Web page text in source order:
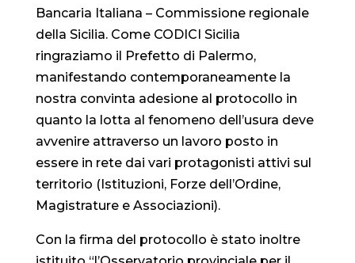
Bancaria Italiana – Commissione regionale
della Sicilia. Come CODICI Sicilia
ringraziamo il Prefetto di Palermo,
manifestando contemporaneamente la
nostra convinta adesione al protocollo in
quanto la lotta al fenomeno dell’usura deve
avvenire attraverso un lavoro posto in
essere in rete dai vari protagonisti attivi sul
territorio (Istituzioni, Forze dell’Ordine,
Magistrature e Associazioni).
Con la firma del protocollo è stato inoltre